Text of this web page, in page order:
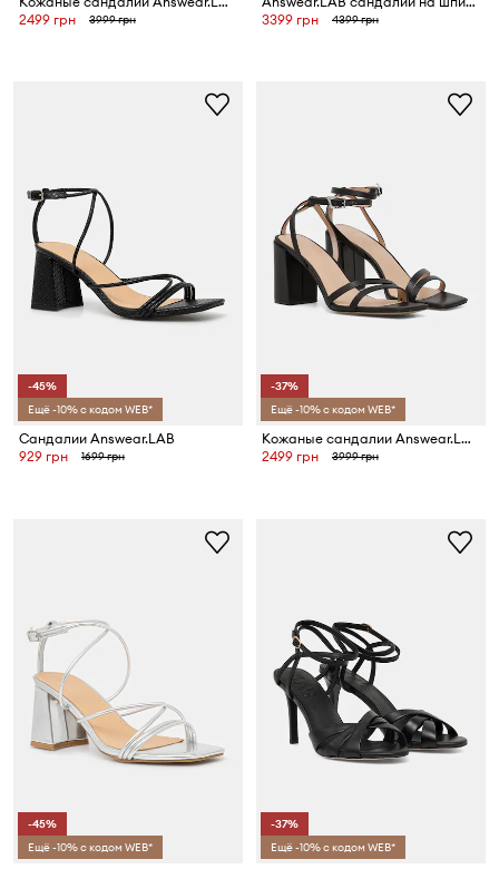
2499 грн
3999 грн
3399 грн
4399 грн
-45%
Ещё -10% с кодом WEB*
Сандалии Answear.LAB
929 грн
1699 грн
-37%
Ещё -10% с кодом WEB*
Кожаные сандалии Answear.LAB
2499 грн
3999 грн
-45%
Ещё -10% с кодом WEB*
-37%
Ещё -10% с кодом WEB*